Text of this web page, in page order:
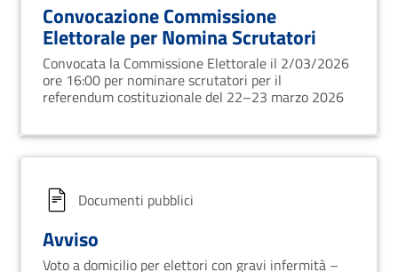
Convocazione Commissione
Elettorale per Nomina Scrutatori
Convocata la Commissione Elettorale il 2/03/2026
ore 16:00 per nominare scrutatori per il
referendum costituzionale del 22–23 marzo 2026
Documenti pubblici
Avviso
Voto a domicilio per elettori con gravi infermità –